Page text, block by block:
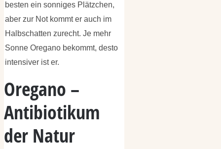
besten ein sonniges Plätzchen,
aber zur Not kommt er auch im
Halbschatten zurecht. Je mehr
Sonne Oregano bekommt, desto
intensiver ist er.
Oregano –
Antibiotikum
der Natur